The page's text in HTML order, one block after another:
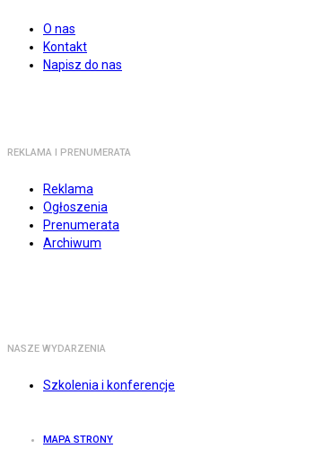
O nas
Kontakt
Napisz do nas
REKLAMA I PRENUMERATA
Reklama
Ogłoszenia
Prenumerata
Archiwum
NASZE WYDARZENIA
Szkolenia i konferencje
MAPA STRONY